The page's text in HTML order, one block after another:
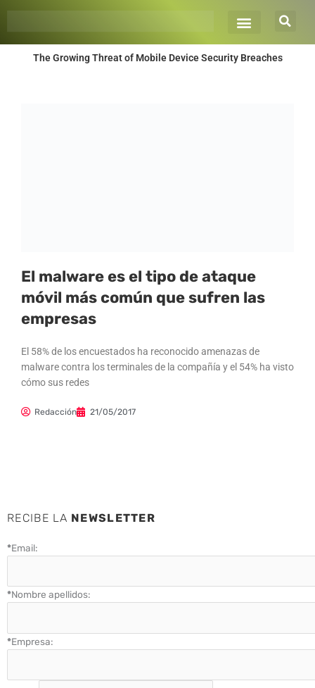
The Growing Threat of Mobile Device Security Breaches
El malware es el tipo de ataque
móvil más común que sufren las
empresas
El 58% de los encuestados ha reconocido amenazas de
malware contra los terminales de la compañía y el 54% ha visto
cómo sus redes
Redacción 21/05/2017
RECIBE LA NEWSLETTER
*Email:
*Nombre apellidos:
*Empresa: